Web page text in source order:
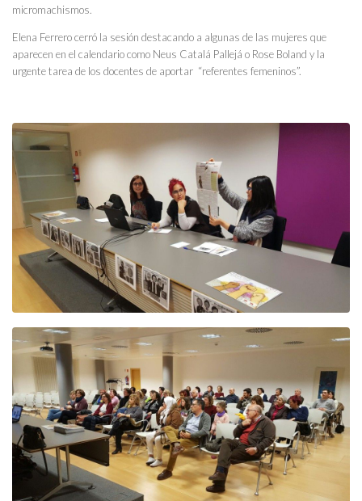
micromachismos.
Elena Ferrero cerró la sesión destacando a algunas de las mujeres que
aparecen en el calendario como Neus Catalá Pallejá o Rose Boland y la
urgente tarea de los docentes de aportar “referentes femeninos”.